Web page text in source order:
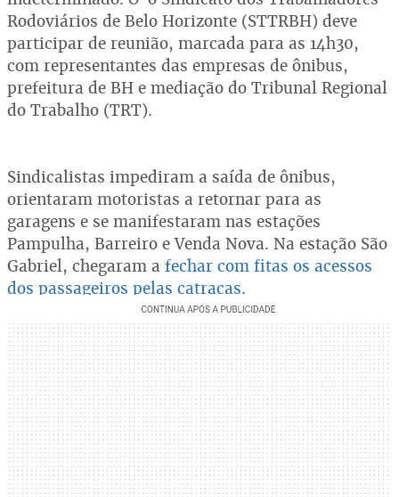
Rodoviários de Belo Horizonte (STTRBH) deve
participar de reunião, marcada para as 14h30,
com representantes das empresas de ônibus,
prefeitura de BH e mediação do Tribunal Regional
do Trabalho (TRT).
Sindicalistas impediram a saída de ônibus,
orientaram motoristas a retornar para as
garagens e se manifestaram nas estações
Pampulha, Barreiro e Venda Nova. Na estação São
Gabriel, chegaram a fechar com fitas os acessos
dos passageiros pelas catracas.